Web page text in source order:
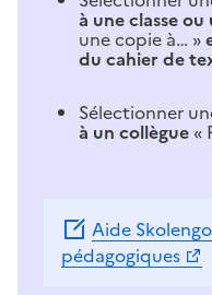
à une classe
une copie à… »
du cahier de
Sélectionner
à un collègue «
Aide
pédagogiques